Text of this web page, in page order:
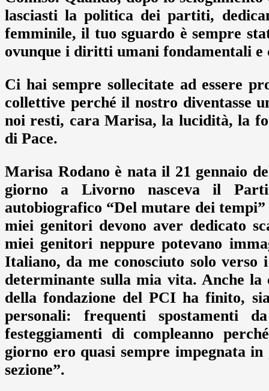
lasciasti la politica dei partiti,
femminile, il tuo sguardo è sempre
ovunque i diritti umani fondamentali e
Ci hai sempre sollecitate ad essere
collettive perché il nostro diventasse
noi resti, cara Marisa, la lucidità, la
di Pace.
Marisa Rodano è nata il 21 gennaio
giorno a Livorno nasceva il
autobiografico “Del mutare dei
miei genitori devono aver dedicato
miei genitori neppure potevano
Italiano, da me conosciuto solo
determinante sulla mia vita. Anche
della fondazione del PCI ha finito,
personali: frequenti spostamenti
festeggiamenti di compleanno
giorno ero quasi sempre impegnata
sezione”.